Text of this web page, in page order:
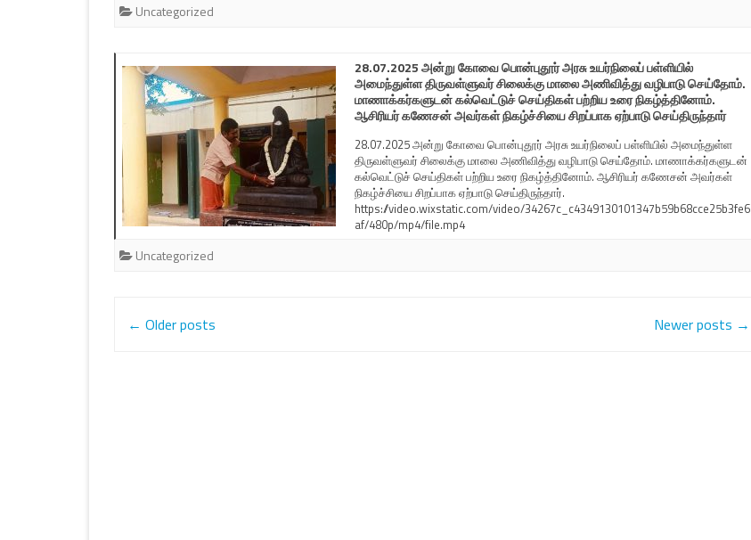
Uncategorized
28.07.2025 அன்று கோவை பொன்புதூர் அரசு உயர்நிலைப் பள்ளியில்
அமைந்துள்ள திருவள்ளுவர் சிலைக்கு மாலை அணிவித்து வழிபாடு செய்தோம்.
மாணாக்கர்களுடன் கல்வெட்டுச் செய்திகள் பற்றிய உரை நிகழ்த்தினோம்.
ஆசிரியர் கணேசன் அவர்கள் நிகழ்ச்சியை சிறப்பாக ஏற்பாடு செய்திருந்தார்
28.07.2025 அன்று கோவை பொன்புதூர் அரசு உயர்நிலைப் பள்ளியில் அமைந்துள்ள
திருவள்ளுவர் சிலைக்கு மாலை அணிவித்து வழிபாடு செய்தோம். மாணாக்கர்களுடன்
கல்வெட்டுச் செய்திகள் பற்றிய உரை நிகழ்த்தினோம். ஆசிரியர் கணேசன் அவர்கள்
நிகழ்ச்சியை சிறப்பாக ஏற்பாடு செய்திருந்தார்.
https://video.wixstatic.com/video/34267c_c4349130101347b59b68cce25b3fe6
af/480p/mp4/file.mp4
Uncategorized
navigation
← Older posts Newer posts →